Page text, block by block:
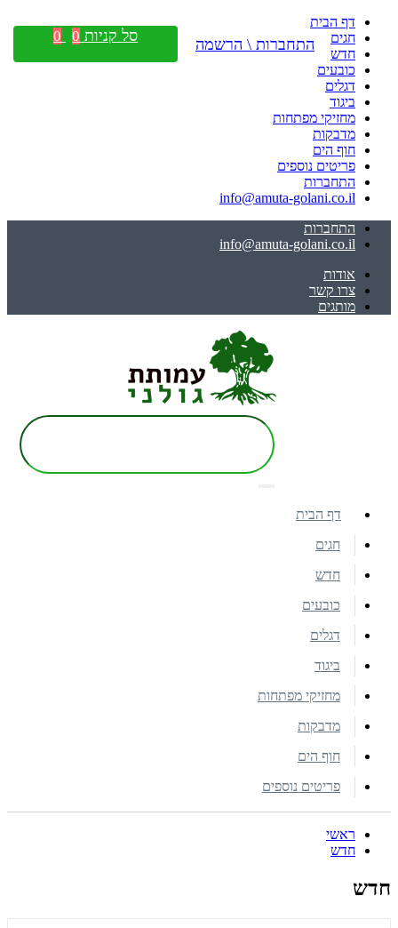
דף הבית
חגים
חדש
כובעים
דגלים
ביגוד
מחזיקי מפתחות
מדבקות
חוף הים
פריטים נוספים
התחברות
info@amuta-golani.co.il
התחברות
info@amuta-golani.co.il
אודות
צרו קשר
מותגים
התחברות \ הרשמה סל קניות 0
0
דף הבית
חגים
חדש
כובעים
דגלים
ביגוד
מחזיקי מפתחות
מדבקות
חוף הים
פריטים נוספים
ראשי
חדש
חדש